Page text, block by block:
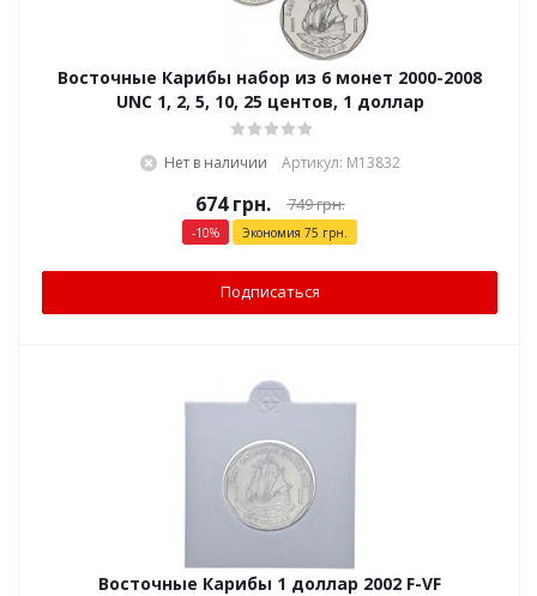
Восточные Карибы набор из 6 монет 2000-2008
UNC 1, 2, 5, 10, 25 центов, 1 доллар
Нет в наличии Артикул: М13832
674грн. 749грн.
-10% Экономия 75 грн.
Подписаться
Восточные Карибы 1 доллар 2002 F-VF